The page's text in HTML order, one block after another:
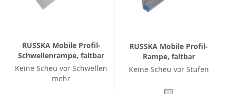
RUSSKA Mobile Profil-
Schwellenrampe, faltbar
Keine Scheu vor Schwellen
mehr
RUSSKA Mobile Profil-
Rampe, faltbar
Keine Scheu vor Stufen